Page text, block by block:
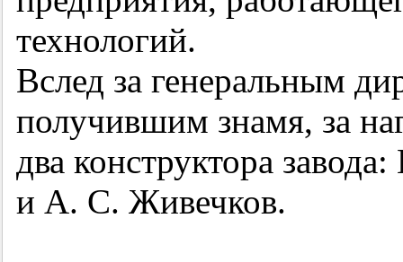
технологий.
Вслед за генеральным
получившим знамя, за
два конструктора
и А. С. Живечков.